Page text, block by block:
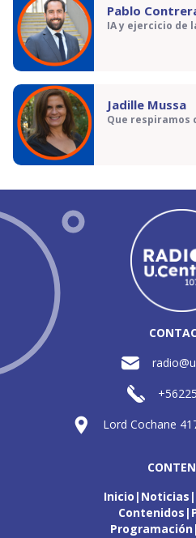
Pablo
IA y ejercicio de
Jadille Mussa
Que respiramos
Lord Cochane
Inicio Noticias
Contenidos
Programación